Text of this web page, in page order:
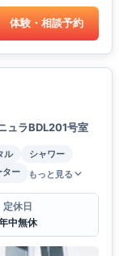
体験・相談予約
ュラBDL201号室
ル
シャワー
ター もっと見る
定休日
中無休